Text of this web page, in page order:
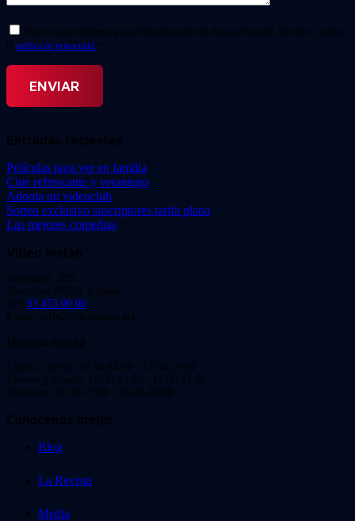
Doy mi consentimiento para el tratamiento de mis datos personales. He leído y acepto
la política de privacidad. *
Entradas recientes
Películas para ver en familia
Cine refrescante y veraniego
Adopta un videoclub
Sorteo exclusivo suscriptores tarifa plana
Las mejores comedias
Video Instan
Viladomat, 239
Barcelona 08029. España.
Tel: 93 453 00 00
Email: info@videoinstan.net
Horario tienda
Lunes a jueves: 10:30-14:00 / 17:00-20:00
Viernes y sábado: 10:30-14:00 / 17:00-21:00
Domingo: 11:00-15:00 / 16:00-20:00
Conócenos mejor
Blog
La Revista
Media